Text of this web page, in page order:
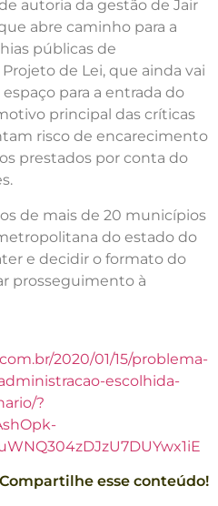
autoria da gestão de Jair
abre caminho para a
públicas de
de Lei, que ainda vai
para a entrada do
principal das críticas
risco de encarecimento
prestados por conta do
de mais de 20 municípios
do estado do
e decidir o formato do
prosseguimento à
2020/01/15/problema-
escolhida-
?
Compartilhe esse conteúdo!